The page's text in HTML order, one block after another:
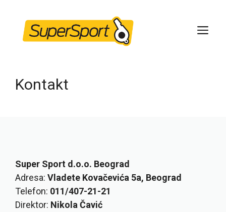
content
Kontakt
Super Sport d.o.o. Beograd
Adresa: Vladete Kovačevića 5a, Beograd
Telefon: 011/407-21-21
Direktor: Nikola Čavić